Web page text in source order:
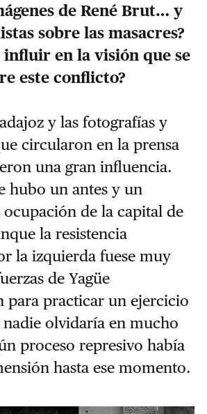
de René Brut… y
sobre las masacres?
influir en la visión que se
este conflicto?
y las fotografías y
circularon en la prensa
una gran influencia.
hubo un antes y un
ocupación de la capital de
la resistencia
la izquierda fuese muy
de Yagüe
para practicar un ejercicio
olvidaría en mucho
proceso represivo había
hasta ese momento.